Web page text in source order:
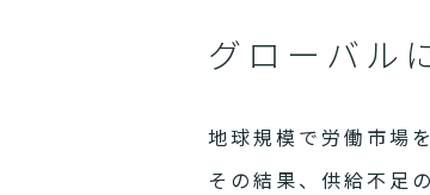
グローバル
地球規模で労働市場
その結果、供給不足